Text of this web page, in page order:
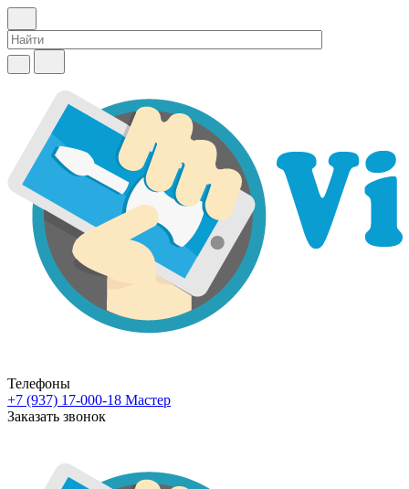
Телефоны
+7 (937) 17-000-18 Мастер
Заказать звонок